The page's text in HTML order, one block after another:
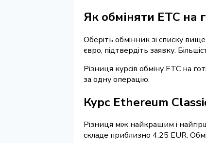
Як обміняти ETC на
Оберіть обмінник зі списку
євро, підтвердіть заявку.
Різниця курсів обміну ETC на
за одну операцію.
Курс Ethereum
Різниця між найкращим і
складе приблизно 4.25 EUR.